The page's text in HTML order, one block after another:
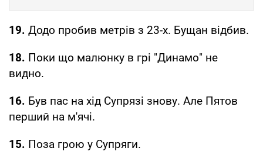
19. Додо пробив метрів з 23-х. Бущан відбив.
18. Поки що малюнку в грі "Динамо" не
видно.
16. Був пас на хід Супрязі знову. Але Пятов
перший на м'ячі.
15. Поза грою у Супряги.